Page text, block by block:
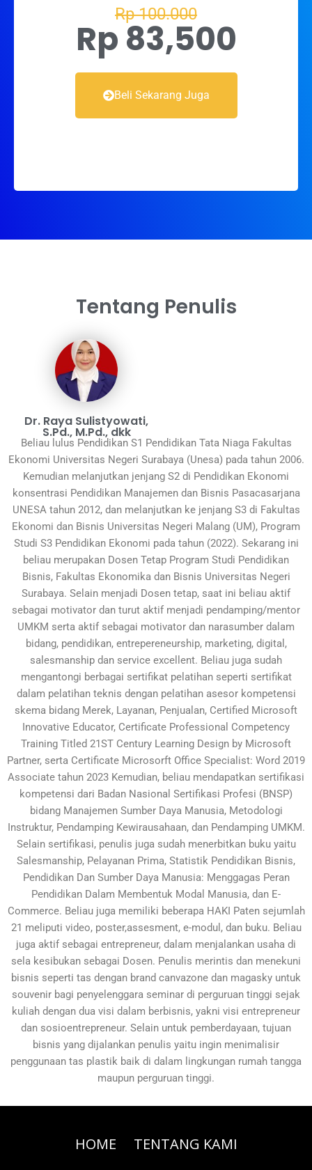
Rp 100.000
Rp 83,500
Beli Sekarang Juga
Tentang Penulis
Dr. Raya Sulistyowati,
S.Pd., M.Pd., dkk
Beliau lulus Pendidikan S1 Pendidikan Tata Niaga Fakultas
Ekonomi Universitas Negeri Surabaya (Unesa) pada tahun 2006.
Kemudian melanjutkan jenjang S2 di Pendidikan Ekonomi
konsentrasi Pendidikan Manajemen dan Bisnis Pasacasarjana
UNESA tahun 2012, dan melanjutkan ke jenjang S3 di Fakultas
Ekonomi dan Bisnis Universitas Negeri Malang (UM), Program
Studi S3 Pendidikan Ekonomi pada tahun (2022). Sekarang ini
beliau merupakan Dosen Tetap Program Studi Pendidikan
Bisnis, Fakultas Ekonomika dan Bisnis Universitas Negeri
Surabaya. Selain menjadi Dosen tetap, saat ini beliau aktif
sebagai motivator dan turut aktif menjadi pendamping/mentor
UMKM serta aktif sebagai motivator dan narasumber dalam
bidang, pendidikan, entrepereneurship, marketing, digital,
salesmanship dan service excellent. Beliau juga sudah
mengantongi berbagai sertifikat pelatihan seperti sertifikat
dalam pelatihan teknis dengan pelatihan asesor kompetensi
skema bidang Merek, Layanan, Penjualan, Certified Microsoft
Innovative Educator, Certificate Professional Competency
Training Titled 21ST Century Learning Design by Microsoft
Partner, serta Certificate Microsorft Office Specialist: Word 2019
Associate tahun 2023 Kemudian, beliau mendapatkan sertifikasi
kompetensi dari Badan Nasional Sertifikasi Profesi (BNSP)
bidang Manajemen Sumber Daya Manusia, Metodologi
Instruktur, Pendamping Kewirausahaan, dan Pendamping UMKM.
Selain sertifikasi, penulis juga sudah menerbitkan buku yaitu
Salesmanship, Pelayanan Prima, Statistik Pendidikan Bisnis,
Pendidikan Dan Sumber Daya Manusia: Menggagas Peran
Pendidikan Dalam Membentuk Modal Manusia, dan E-
Commerce. Beliau juga memiliki beberapa HAKI Paten sejumlah
21 meliputi video, poster,assesment, e-modul, dan buku. Beliau
juga aktif sebagai entrepreneur, dalam menjalankan usaha di
sela kesibukan sebagai Dosen. Penulis merintis dan menekuni
bisnis seperti tas dengan brand canvazone dan magasky untuk
souvenir bagi penyelenggara seminar di perguruan tinggi sejak
kuliah dengan dua visi dalam berbisnis, yakni visi entrepreneur
dan sosioentrepreneur. Selain untuk pemberdayaan, tujuan
bisnis yang dijalankan penulis yaitu ingin menimalisir
penggunaan tas plastik baik di dalam lingkungan rumah tangga
maupun perguruan tinggi.
HOME
TENTANG KAMI